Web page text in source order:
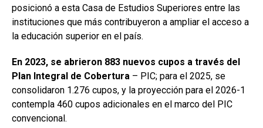
posicionó a esta Casa de Estudios Superiores entre las
instituciones que más contribuyeron a ampliar el acceso a
la educación superior en el país.
En 2023, se abrieron 883 nuevos cupos a través del
Plan Integral de Cobertura – PIC; para el 2025, se
consolidaron 1.276 cupos, y la proyección para el 2026-1
contempla 460 cupos adicionales en el marco del PIC
convencional.